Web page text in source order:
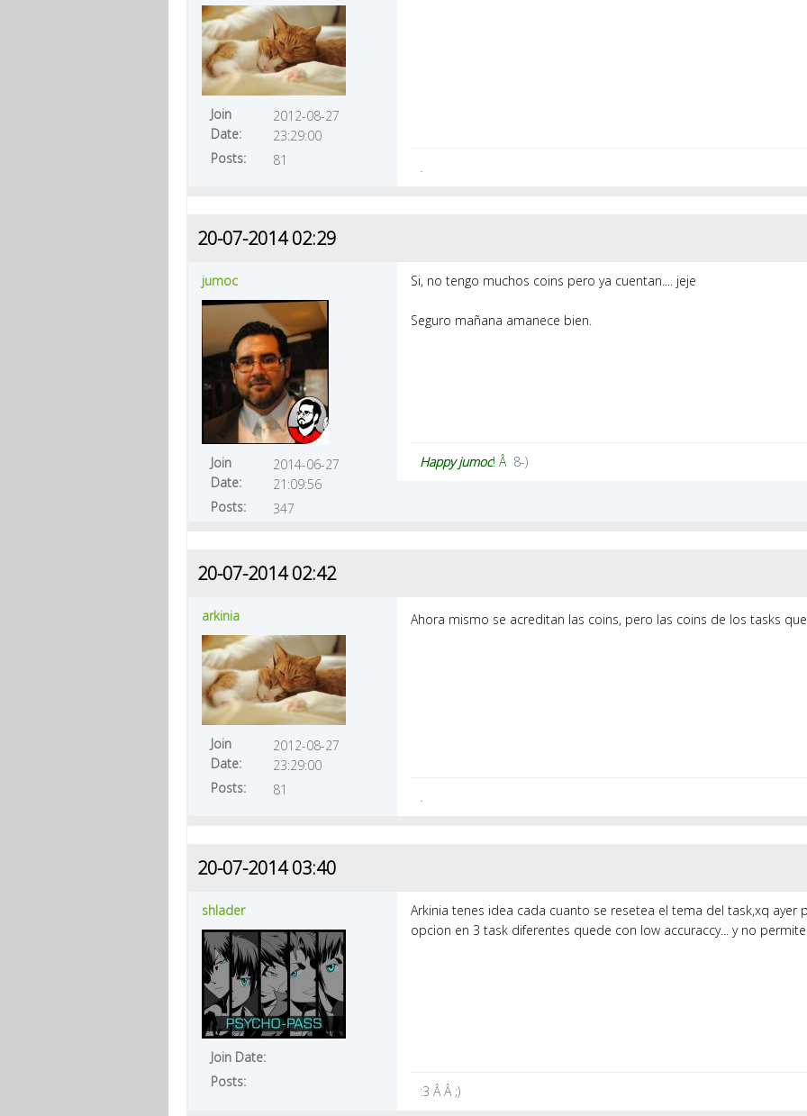
Join
Date:
2012-08-27
23:29:00
Posts:
81 .
20-07-2014 02:29
jumoc
Join
Date:
2014-06-27
21:09:56
Posts:
347
Si, no tengo muchos coins pero ya cuentan.... jeje
Seguro mañana amanece bien.
Happy jumoc! Â 8-)
20-07-2014 02:42
arkinia
Join
Date:
2012-08-27
23:29:00
Posts:
81
Ahora mismo se acreditan las coins, pero las coins de los tasks
.
20-07-2014 03:40
shlader
Join Date:
Posts:
Arkinia tenes idea cada cuanto se resetea el tema del task,xq ayer
opcion en 3 task diferentes quede con low accuraccy... y no permite
:3 Â Â ;)